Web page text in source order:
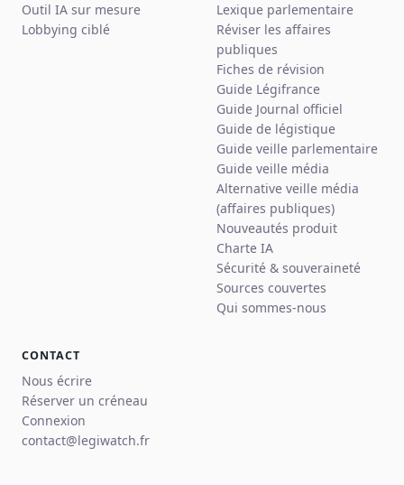
Outil IA sur mesure
Lobbying ciblé
Lexique parlementaire
Réviser les affaires
publiques
Fiches de révision
Guide Légifrance
Guide Journal officiel
Guide de légistique
Guide veille parlementaire
Guide veille média
Alternative veille média
(affaires publiques)
Nouveautés produit
Charte IA
Sécurité & souveraineté
Sources couvertes
Qui sommes-nous
CONTACT
Nous écrire
Réserver un créneau
Connexion
contact@legiwatch.fr